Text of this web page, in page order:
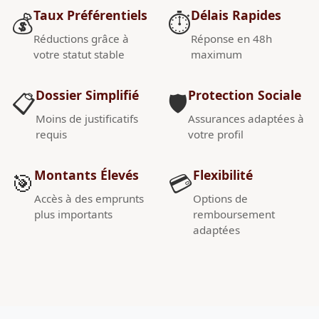
💰Taux Préférentiels
Réductions grâce à
votre statut stable
📋Dossier Simplifié
Moins de justificatifs
requis
🎯 Montants Élevés
Accès à des emprunts
plus importants
⏱️Délais Rapides
Réponse en 48h
maximum
🛡️Protection Sociale
Assurances adaptées à
votre profil
💳Flexibilité
Options de
remboursement
adaptées